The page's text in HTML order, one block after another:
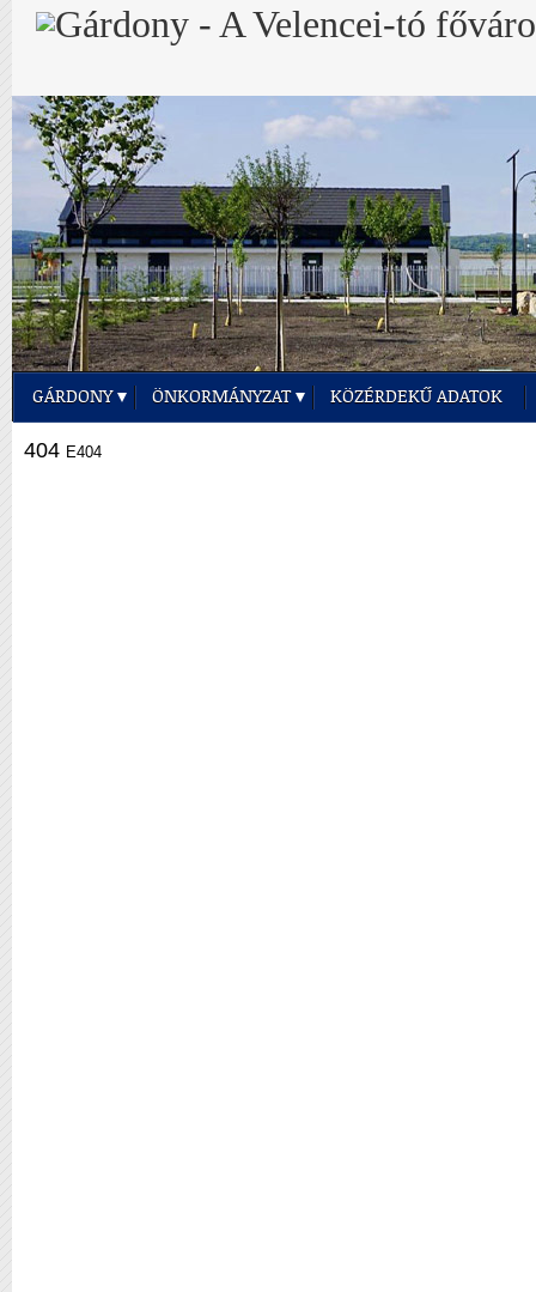
GÁRDONY ÖNKORMÁNYZAT KÖZÉRDEKŰ ADATOK
404 E404